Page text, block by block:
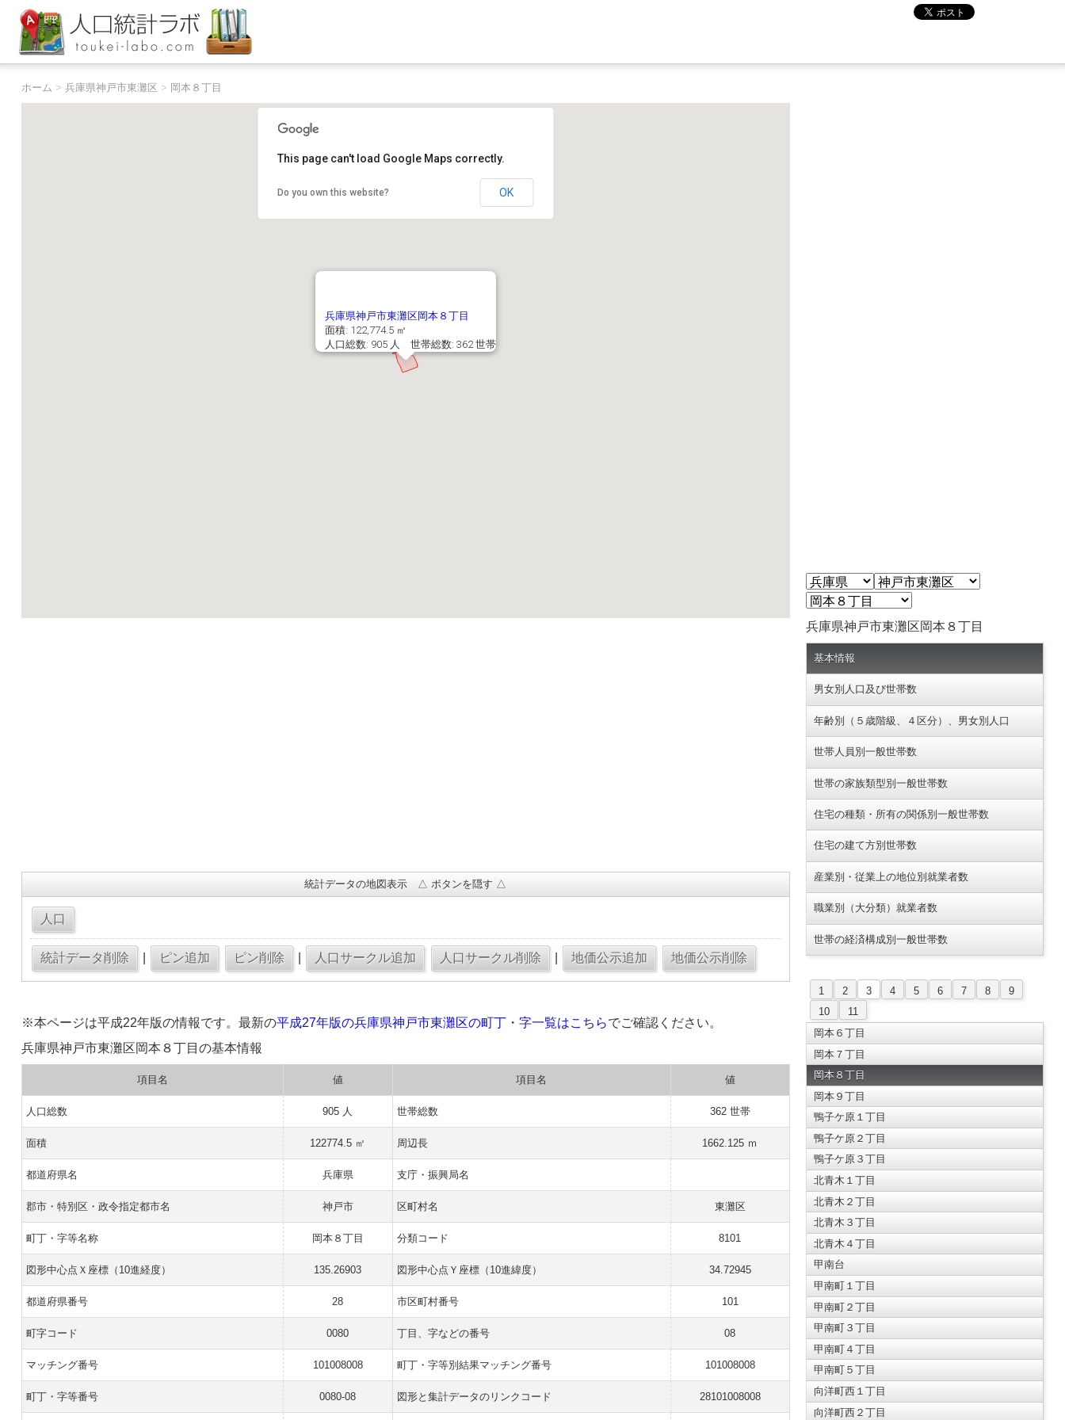
ホーム > 兵庫県神戸市東灘区 > 岡本８丁目
兵庫県神戸市東灘区岡本８丁目
面積: 122,774.5 ㎡
人口総数: 905 人 世帯総数: 362 世帯
This page can't load Google Maps correctly.
Do you own this website? OK
統計データの地図表示 △ ボタンを隠す △
※本ページは平成22年版の情報です。最新の平成27年版の兵庫県神戸市東灘区の町丁・字一覧はこちらでご確認ください。
兵庫県神戸市東灘区岡本８丁目の基本情報
項目名 値 項目名 値
人口総数 905 人 世帯総数 362 世帯
面積 122774.5 ㎡ 周辺長 1662.125 ｍ
都道府県名 兵庫県 支庁・振興局名
郡市・特別区・政令指定都市名 神戸市 区町村名 東灘区
町丁・字等名称 岡本８丁目 分類コード 8101
図形中心点Ｘ座標（10進経度） 135.26903 図形中心点Ｙ座標（10進緯度） 34.72945
都道府県番号 28 市区町村番号 101
町字コード 0080 丁目、字などの番号 08
マッチング番号 101008008 町丁・字等別結果マッチング番号 101008008
町丁・字等番号 0080-08 図形と集計データのリンクコード 28101008008
兵庫県神戸市東灘区岡本８丁目
基本情報
男女別人口及び世帯数
年齢別（５歳階級、４区分）、男女別人口
世帯人員別一般世帯数
世帯の家族類型別一般世帯数
住宅の種類・所有の関係別一般世帯数
住宅の建て方別世帯数
産業別・従業上の地位別就業者数
職業別（大分類）就業者数
世帯の経済構成別一般世帯数
1 2 3 4 5 6 7 8
9
10
11
岡本６丁目
岡本７丁目
岡本８丁目
岡本９丁目
鴨子ケ原１丁目
鴨子ケ原２丁目
鴨子ケ原３丁目
北青木１丁目
北青木２丁目
北青木３丁目
北青木４丁目
甲南台
甲南町１丁目
甲南町２丁目
甲南町３丁目
甲南町４丁目
甲南町５丁目
向洋町西１丁目
向洋町西２丁目